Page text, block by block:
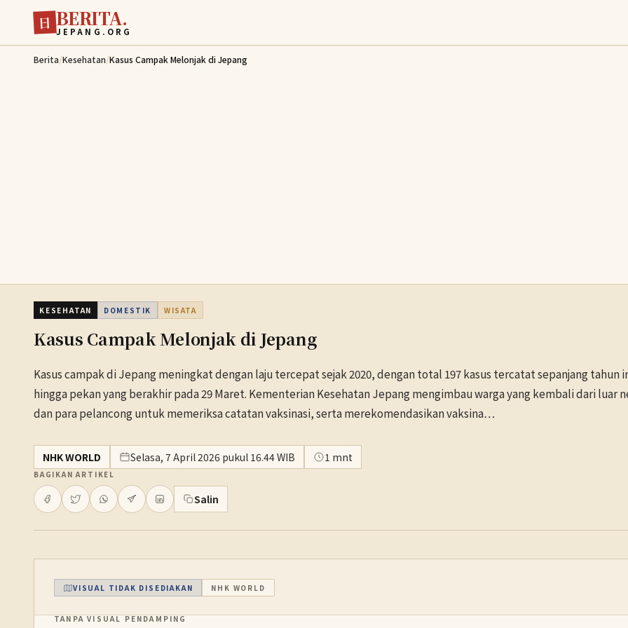
Lewati ke konten utama
日 BERITA.
JEPANG.ORG
Berita/Kesehatan/Kasus Campak Melonjak di Jepang
KESEHATAN DOMESTIK WISATA
Kasus Campak Melonjak di Jepang
Kasus campak di Jepang meningkat dengan laju tercepat sejak 2020, dengan total 197 kasus tercatat sepanjang tahun
hingga pekan yang berakhir pada 29 Maret. Kementerian Kesehatan Jepang mengimbau warga yang kembali dari luar
dan para pelancong untuk memeriksa catatan vaksinasi, serta merekomendasikan vaksina…
NHK WORLD Selasa, 7 April 2026 pukul 16.44 WIB 1 mnt
BAGIKAN ARTIKEL
Salin
VISUAL TIDAK DISEDIAKAN NHK WORLD
TANPA VISUAL PENDAMPING